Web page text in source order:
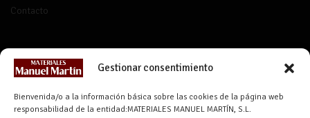
Gestionar consentimiento
Bienvenida/o a la información básica sobre las cookies de la página web
responsabilidad de la entidad:MATERIALES MANUEL MARTÍN, S.L.
Contacto
CONTACTO
info@materialesmanuelmartin.com
921 57 52 29